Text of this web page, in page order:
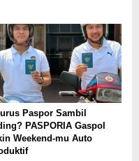
Paspor Sambil
PASPORIA Gaspol
Weekend-mu Auto